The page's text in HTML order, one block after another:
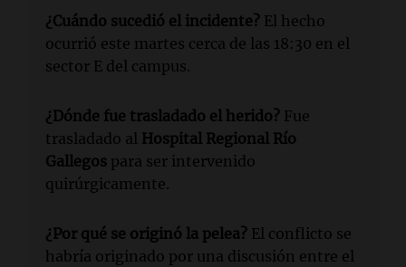
¿Cuándo sucedió el incidente? El hecho
ocurrió este martes cerca de las 18:30 en el
sector E del campus.
¿Dónde fue trasladado el herido? Fue
trasladado al Hospital Regional Río
Gallegos para ser intervenido
quirúrgicamente.
¿Por qué se originó la pelea? El conflicto se
habría originado por una discusión entre el